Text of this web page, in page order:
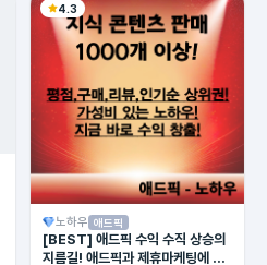
4.3
노하우 애드픽
[BEST] 애드픽 수익 수직 상승의
지름길! 애드픽과 제휴마케팅에 유